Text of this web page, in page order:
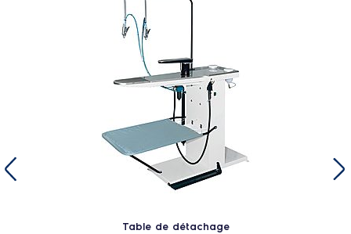
Table de détachage